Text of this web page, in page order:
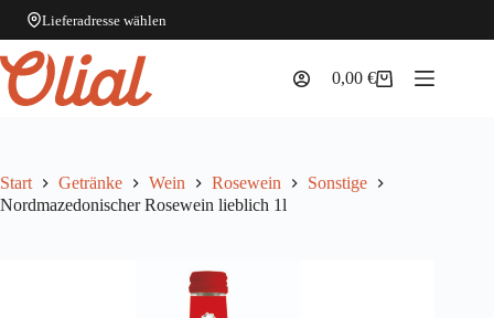
Lieferadresse wählen
Zum
Inhalt
springen
Warenkorb
0,00€
Start Getränke Wein Rosewein
Sonstige
Nordmazedonischer Rosewein lieblich 1l